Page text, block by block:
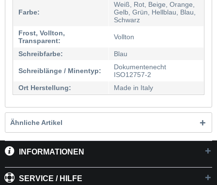
Farbe:
Weiß, Rot, Beige, Orange,
Gelb, Grün, Hellblau, Blau,
Schwarz
Frost, Vollton,
Transparent:
Vollton
Schreibfarbe: Blau
Schreiblänge / Minentyp:
Dokumentenecht
ISO12757-2
Ort Herstellung:
Made in Italy
Ähnliche Artikel
INFORMATIONEN
SERVICE / HILFE